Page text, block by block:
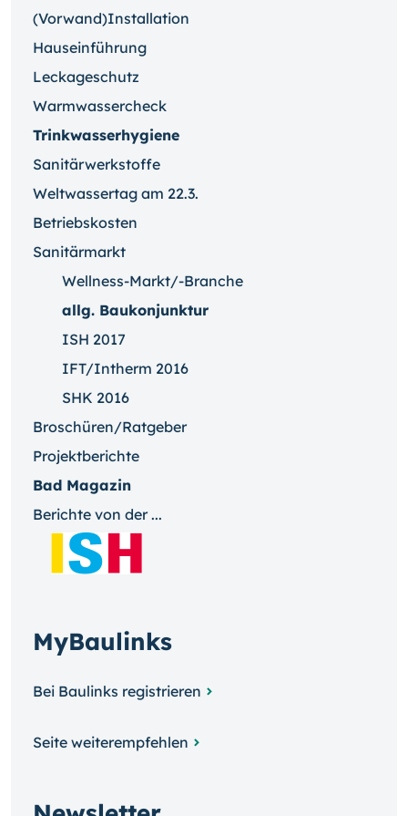
(Vorwand)Installation
Hauseinführung
Leckageschutz
Warmwassercheck
Trinkwasserhygiene
Sanitärwerkstoffe
Weltwassertag am 22.3.
Betriebskosten
Sanitärmarkt
Wellness-Markt/-Branche
allg. Baukonjunktur
ISH 2017
IFT/Intherm 2016
SHK 2016
Broschüren/Ratgeber
Projektberichte
Bad Magazin
Berichte von der ...
MyBaulinks
Bei Baulinks registrieren
Seite weiterempfehlen